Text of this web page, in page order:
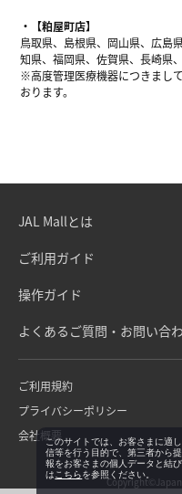
【粕屋町店】
鳥取県、島根県、岡山県、広島
知県、福岡県、佐賀県、長崎県
※高度管理医療機器につきまし
おります。
JAL Mallとは
ご利用ガイド
操作ガイド
よくあるご質問・お問い合
ご利用規約
プライバシーポリシー
会社概要このサイトでは、お客さまに適
信等を行う目的で、第三者から
報をお客さまの個人データと結
は こちらを参照ください。